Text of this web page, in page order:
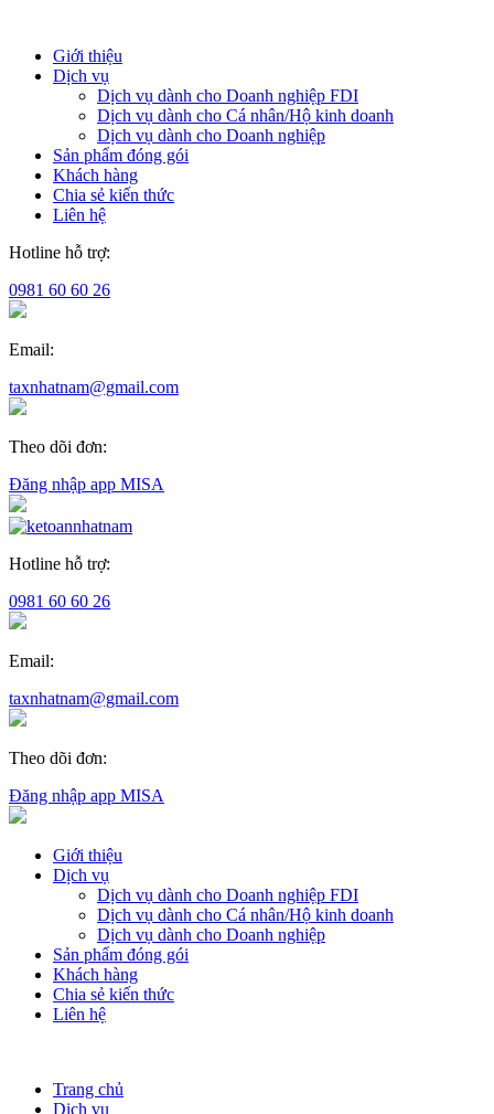
Giới thiệu
Dịch vụ
Dịch vụ dành cho Doanh nghiệp FDI
Dịch vụ dành cho Cá nhân/Hộ kinh doanh
Dịch vụ dành cho Doanh nghiệp
Sản phẩm đóng gói
Khách hàng
Chia sẻ kiến thức
Liên hệ
Hotline hỗ trợ:
0981 60 60 26
Email:
taxnhatnam@gmail.com
Theo dõi đơn:
Đăng nhập app MISA
Hotline hỗ trợ:
0981 60 60 26
Email:
taxnhatnam@gmail.com
Theo dõi đơn:
Đăng nhập app MISA
Giới thiệu
Dịch vụ
Dịch vụ dành cho Doanh nghiệp FDI
Dịch vụ dành cho Cá nhân/Hộ kinh doanh
Dịch vụ dành cho Doanh nghiệp
Sản phẩm đóng gói
Khách hàng
Chia sẻ kiến thức
Liên hệ
Trang chủ
Dịch vụ